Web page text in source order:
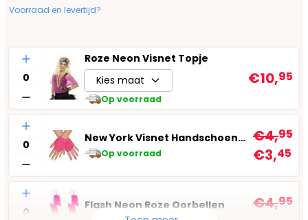
Voorraad en levertijd?
Aantal
Roze Neon Visnet Topje
Kies maat
Op voorraad
€10,95
Aantal
New York Visnet Handschoenen Neon Roze
Op voorraad
€4,95
€3,45
Aantal
Flash Neon Roze Oorbellen
€4,95